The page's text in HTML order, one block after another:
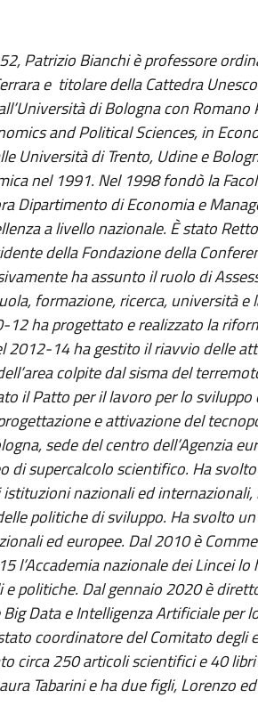
Patrizio Bianchi è professore
e titolare della Cattedra
di Bologna con
and Political Sciences, in
Università di Trento, Udine e
nel 1991. Nel 1998 fondò la
Dipartimento di Economia e
a livello nazionale. È stato
della Fondazione della
ha assunto il ruolo di
formazione, ricerca, università e
12 ha progettato e realizzato la
2012-14 ha gestito il riavvio delle
colpite dal sisma del
il Patto per il lavoro per lo sviluppo
e attivazione del
sede del centro dell’Agenzia
di supercalcolo scientifico. Ha
nazionali ed internazionali,
politiche di sviluppo. Ha svolto
ed europee. Dal 2010 è
l’Accademia nazionale dei Lincei
politiche. Dal gennaio 2020 è
Data e Intelligenza Artificiale per
coordinatore del Comitato degli
circa 250 articoli scientifici e 40
Tabarini e ha due figli, Lorenzo